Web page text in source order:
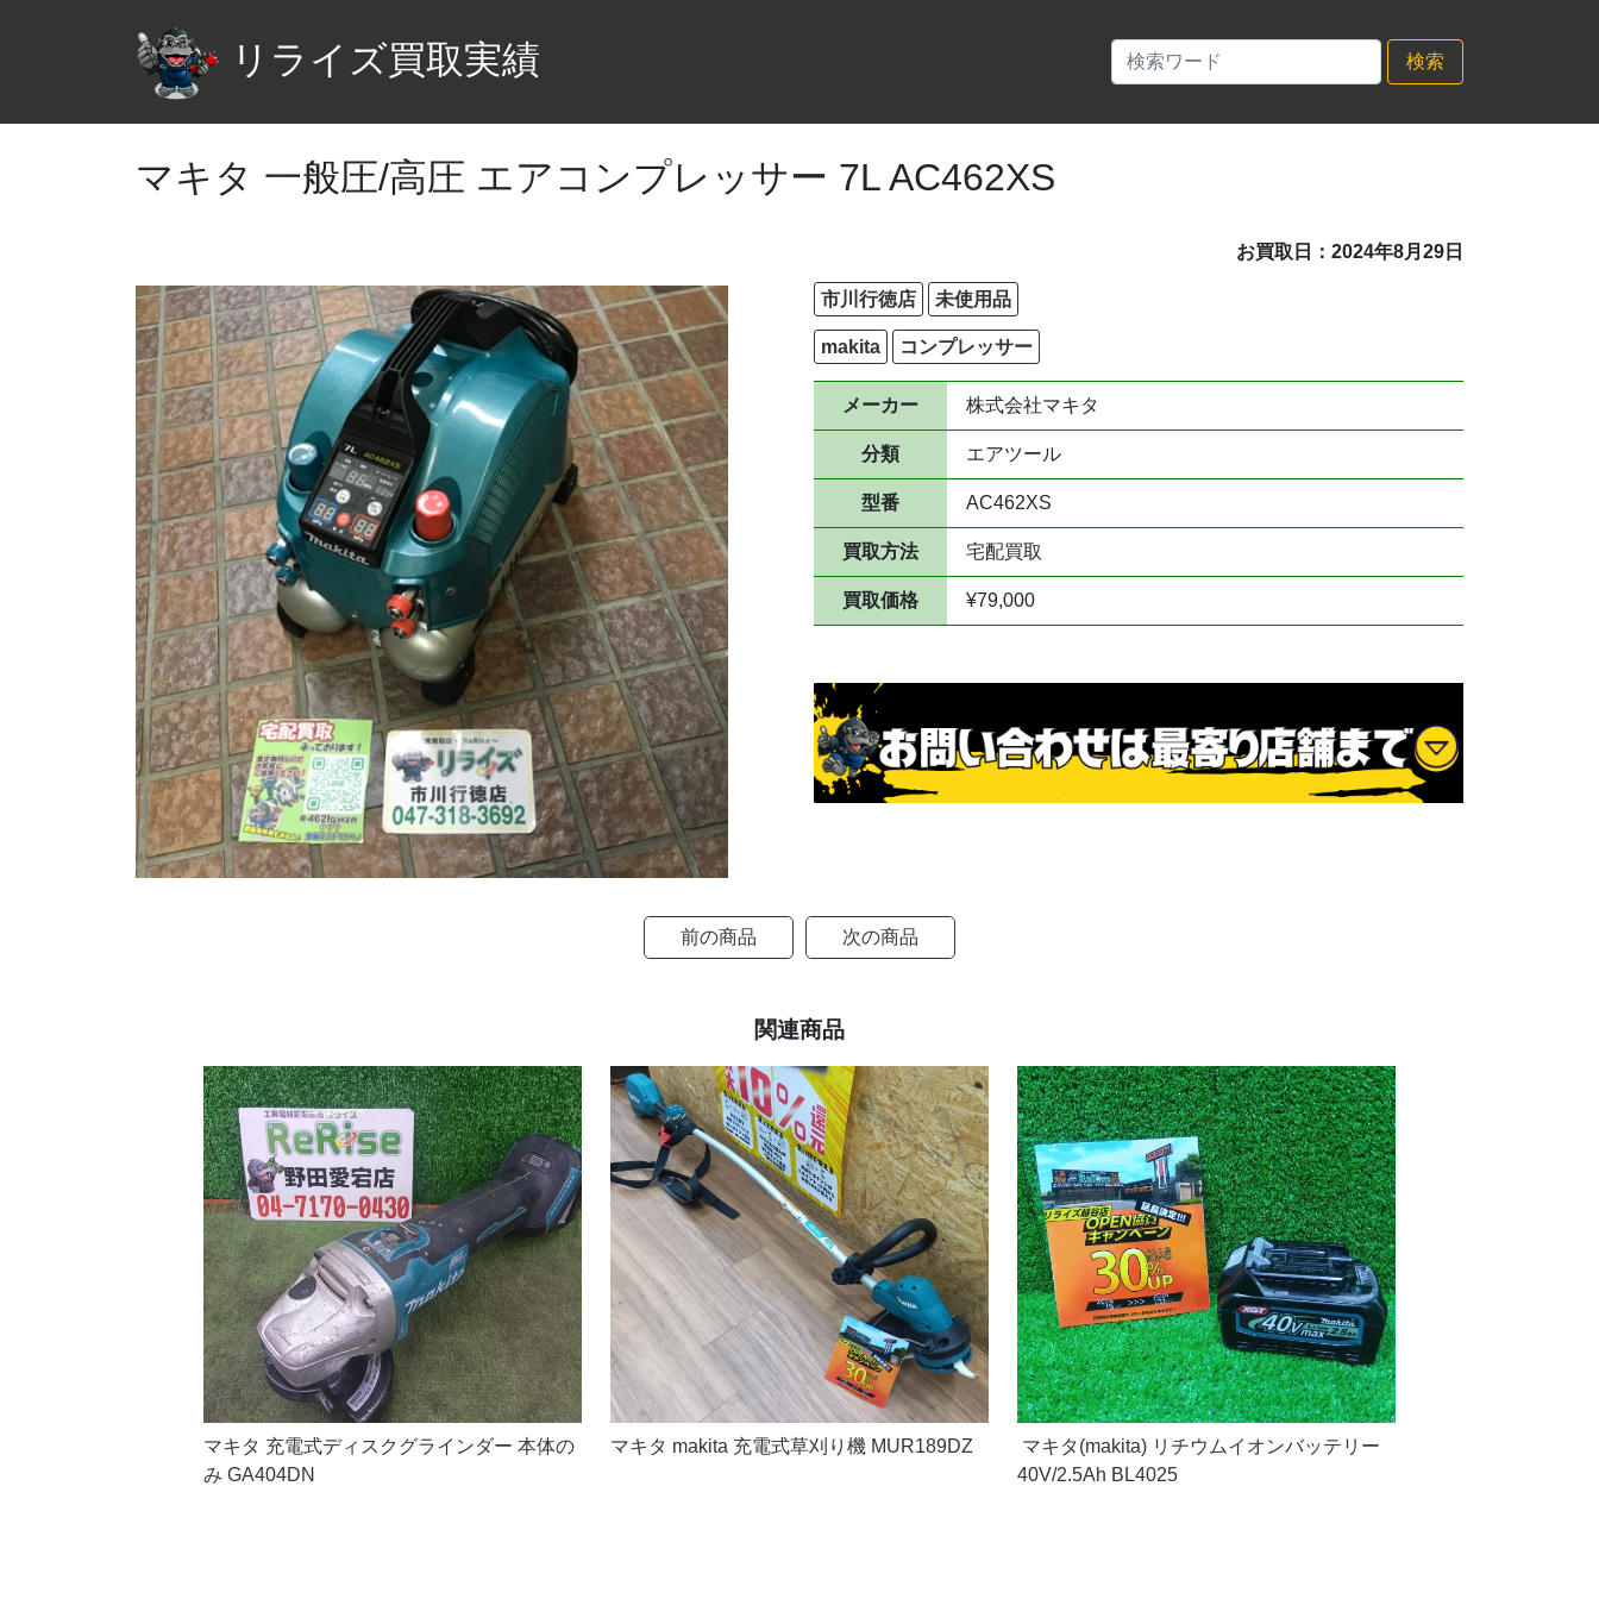
リライズ買取実績 検索
マキタ 一般圧/高圧 エアコンプレッサー 7L AC462XS
お買取日：2024年8月29日
市川行徳店 未使用品
makita コンプレッサー
メーカー 株式会社マキタ
分類 エアツール
型番 AC462XS
買取方法 宅配買取
買取価格 ¥79,000
前の商品 次の商品
関連商品
マキタ 充電式ディスクグラインダー 本体の
み GA404DN
マキタ makita 充電式草刈り機 MUR189DZ
マキタ(makita) リチウムイオンバッテリー
40V/2.5Ah BL4025